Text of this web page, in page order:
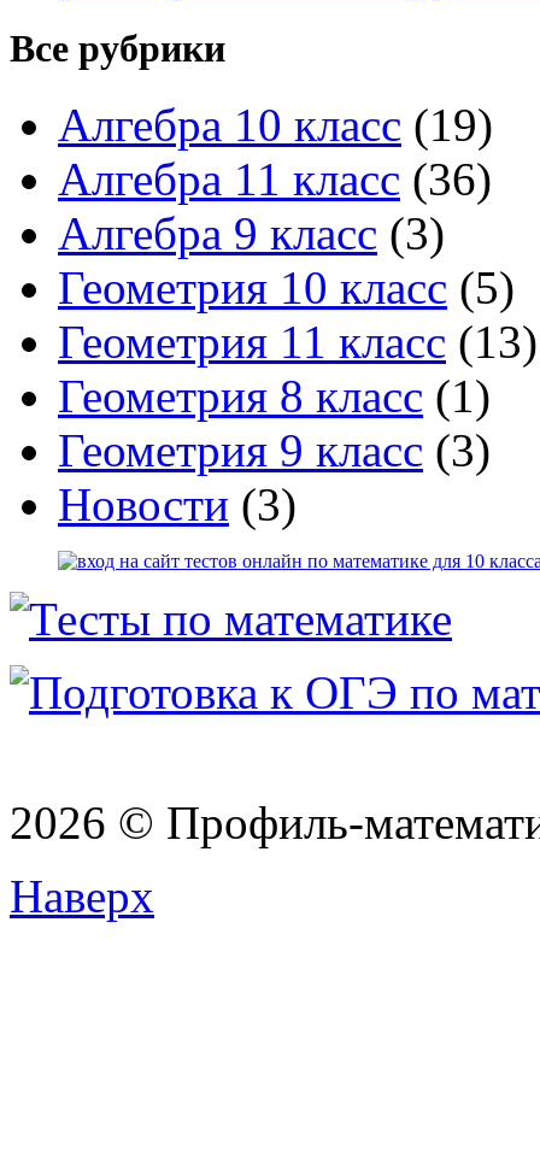
Все рубрики
Алгебра 10 класс (19)
Алгебра 11 класс (36)
Алгебра 9 класс (3)
Геометрия 10 класс (5)
Геометрия 11 класс (13)
Геометрия 8 класс (1)
Геометрия 9 класс (3)
Новости (3)
2026 © Профиль-
Наверх